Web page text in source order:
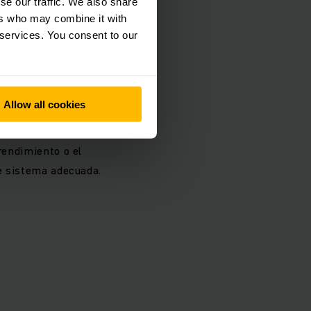
who may combine it with
You consent to our
Allow all cookies
informática.
o el
adecuada.